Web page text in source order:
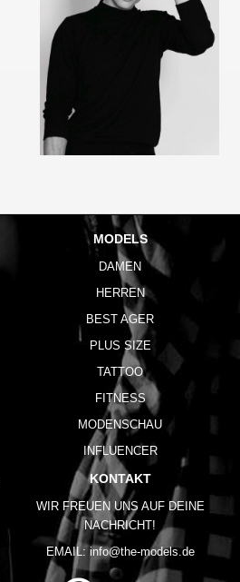
MODELS
DAMEN
HERREN
BEST AGER
PLUS SIZE
TATTOO
FITNESS
MODENSCHAU
INFLUENCER
KONTAKT
WIR FREUEN UNS AUF DEINE
NACHRICHT!
EMAIL: info@the-models.de